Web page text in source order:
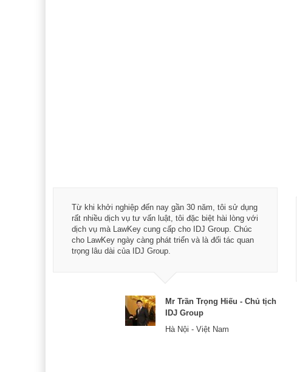
Từ khi khởi nghiệp đến nay gần 30 năm, tôi sử dụng
rất nhiều dịch vụ tư vấn luật, tôi đặc biệt hài lòng với
dịch vụ mà LawKey cung cấp cho IDJ Group. Chúc
cho LawKey ngày càng phát triển và là đối tác quan
trọng lâu dài của IDJ Group.
Mr Trần Trọng Hiếu - Chủ tịch
IDJ Group
Hà Nội - Việt Nam